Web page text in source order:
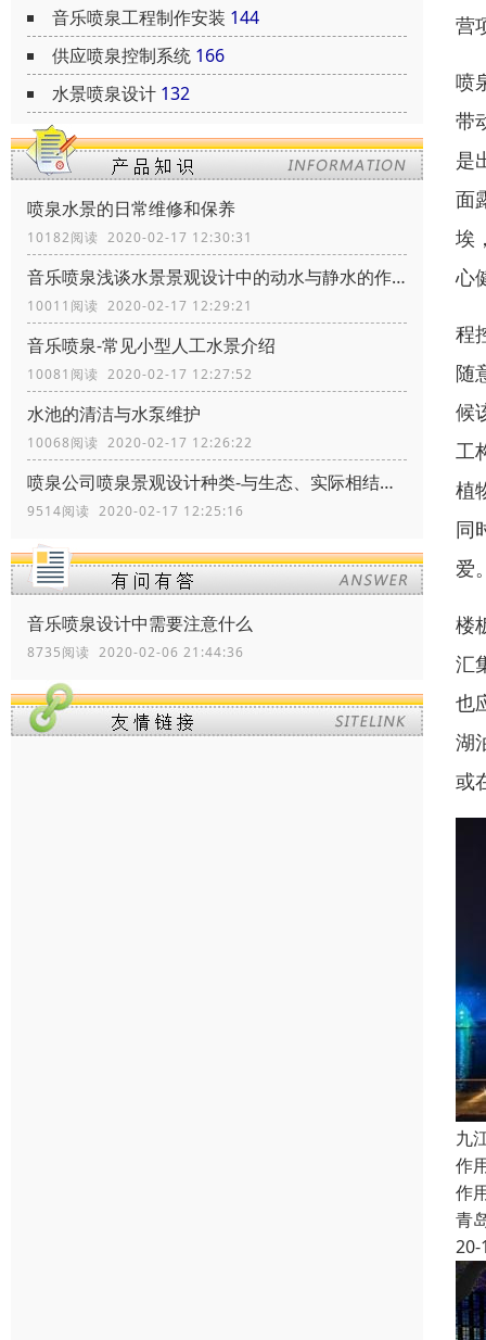
音乐喷泉工程制作安装 144
供应喷泉控制系统 166
水景喷泉设计 132
喷泉水景的日常维修和保养
10182阅读 2020-02-17 12:30:31
音乐喷泉浅谈水景景观设计中的动水与静水的作用
10011阅读 2020-02-17 12:29:21
音乐喷泉-常见小型人工水景介绍
10081阅读 2020-02-17 12:27:52
水池的清洁与水泵维护
10068阅读 2020-02-17 12:26:22
喷泉公司喷泉景观设计种类-与生态、实际相结合
9514阅读 2020-02-17 12:25:16
音乐喷泉设计中需要注意什么
8735阅读 2020-02-06 21:44:36
营
喷
带
是
面
埃
心
程
随
候
工
植
同
爱
楼
汇
也
湖
或
九
作
作
青
20-